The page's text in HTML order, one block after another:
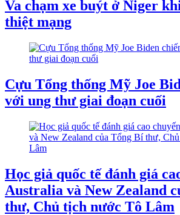
Va chạm xe buýt ở Niger
thiệt mạng
Cựu Tổng thống Mỹ Joe
với ung thư giai đoạn cuối
Học giả quốc tế đánh giá
Australia và New Zealand
thư, Chủ tịch nước Tô Lâm